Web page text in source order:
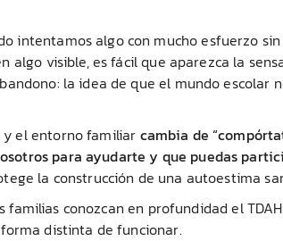
intentamos algo con mucho esfuerzo
visible, es fácil que aparezca la
la idea de que el mundo escolar
y el entorno familiar cambia de
para ayudarte y que puedas
la construcción de una autoestima
familias conozcan en profundidad el
distinta de funcionar.